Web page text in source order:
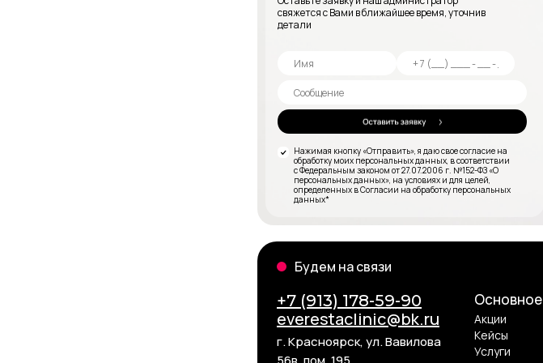
свяжется с Вами в ближайшее время, уточнив
детали
Нажимая кнопку «Отправить», я даю свое согласие на
обработку моих персональных данных, в соответствии
с Федеральным законом от 27.07.2006 г. №152-ФЗ «О
персональных данных», на условиях и для целей,
определенных в Согласии на обработку персональных
данных*
Будем на связи
+7 (913) 178-59-90 Основное
Акции
Кейсы
Услуги
everestaclinic@bk.ru
г. Красноярск, ул. Вавилова